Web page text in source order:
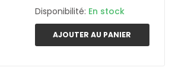
Disponibilité: En stock
AJOUTER AU PANIER